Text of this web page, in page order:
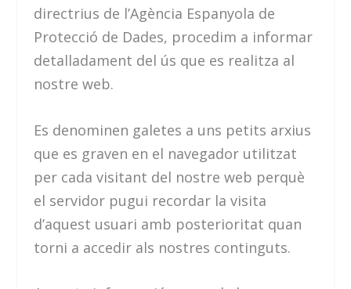
directrius de l’Agència Espanyola de
Protecció de Dades, procedim a informar
detalladament del ús que es realitza al
nostre web.
Es denominen galetes a uns petits arxius
que es graven en el navegador utilitzat
per cada visitant del nostre web perquè
el servidor pugui recordar la visita
d’aquest usuari amb posterioritat quan
torni a accedir als nostres continguts.